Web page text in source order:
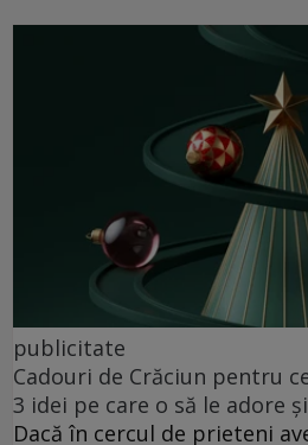
publicitate
Cadouri de Crăciun pentru
3 idei pe care o să le adore
Dacă în cercul de prieteni